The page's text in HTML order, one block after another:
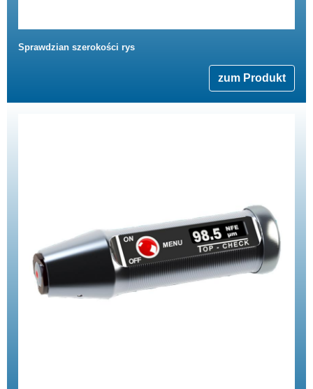
Sprawdzian szerokości rys
zum Produkt